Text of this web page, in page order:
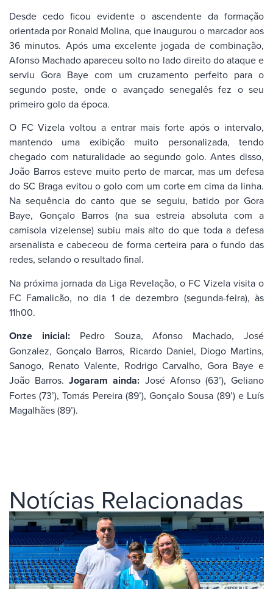
Desde cedo ficou evidente o ascendente da formação
orientada por Ronald Molina, que inaugurou o marcador aos
36 minutos. Após uma excelente jogada de combinação,
Afonso Machado apareceu solto no lado direito do ataque e
serviu Gora Baye com um cruzamento perfeito para o
segundo poste, onde o avançado senegalês fez o seu
primeiro golo da época.
O FC Vizela voltou a entrar mais forte após o intervalo,
mantendo uma exibição muito personalizada, tendo
chegado com naturalidade ao segundo golo. Antes disso,
João Barros esteve muito perto de marcar, mas um defesa
do SC Braga evitou o golo com um corte em cima da linha.
Na sequência do canto que se seguiu, batido por Gora
Baye, Gonçalo Barros (na sua estreia absoluta com a
camisola vizelense) subiu mais alto do que toda a defesa
arsenalista e cabeceou de forma certeira para o fundo das
redes, selando o resultado final.
Na próxima jornada da Liga Revelação, o FC Vizela visita o
FC Famalicão, no dia 1 de dezembro (segunda-feira), às
11h00.
Onze inicial:Pedro Souza, Afonso Machado, José
Gonzalez, Gonçalo Barros, Ricardo Daniel, Diogo Martins,
Sanogo, Renato Valente, Rodrigo Carvalho, Gora Baye e
João Barros.Jogaram ainda: José Afonso (63’), Geliano
Fortes (73’), Tomás Pereira (89’), Gonçalo Sousa (89’) e Luís
Magalhães (89’).
Notícias Relacionadas